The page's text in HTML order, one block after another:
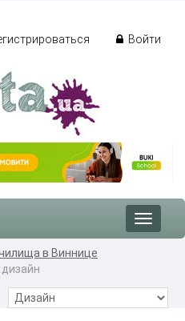
Войти
Toggle
в Виннице